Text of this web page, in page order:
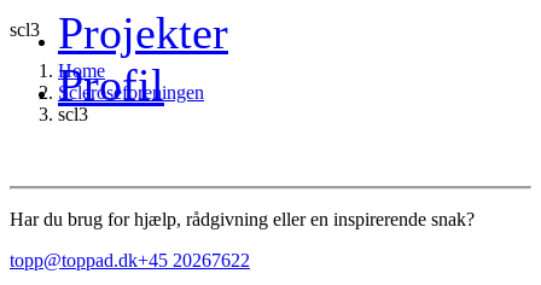
Projekter
Profil
scl3
Home
Scleroseforeningen
scl3
Har du brug for hjælp, rådgivning eller en inspirerende snak?
topp@toppad.dk+45 20267622